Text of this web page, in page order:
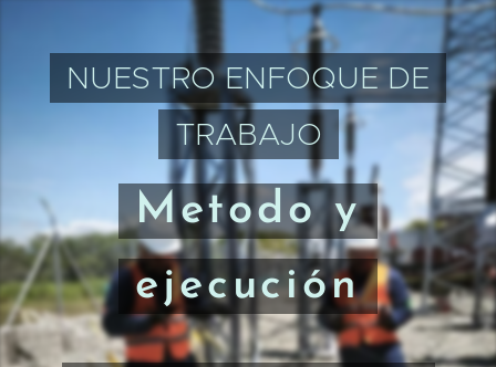
NUESTRO ENFOQUE DE
TRABAJO
Metodo y
ejecución